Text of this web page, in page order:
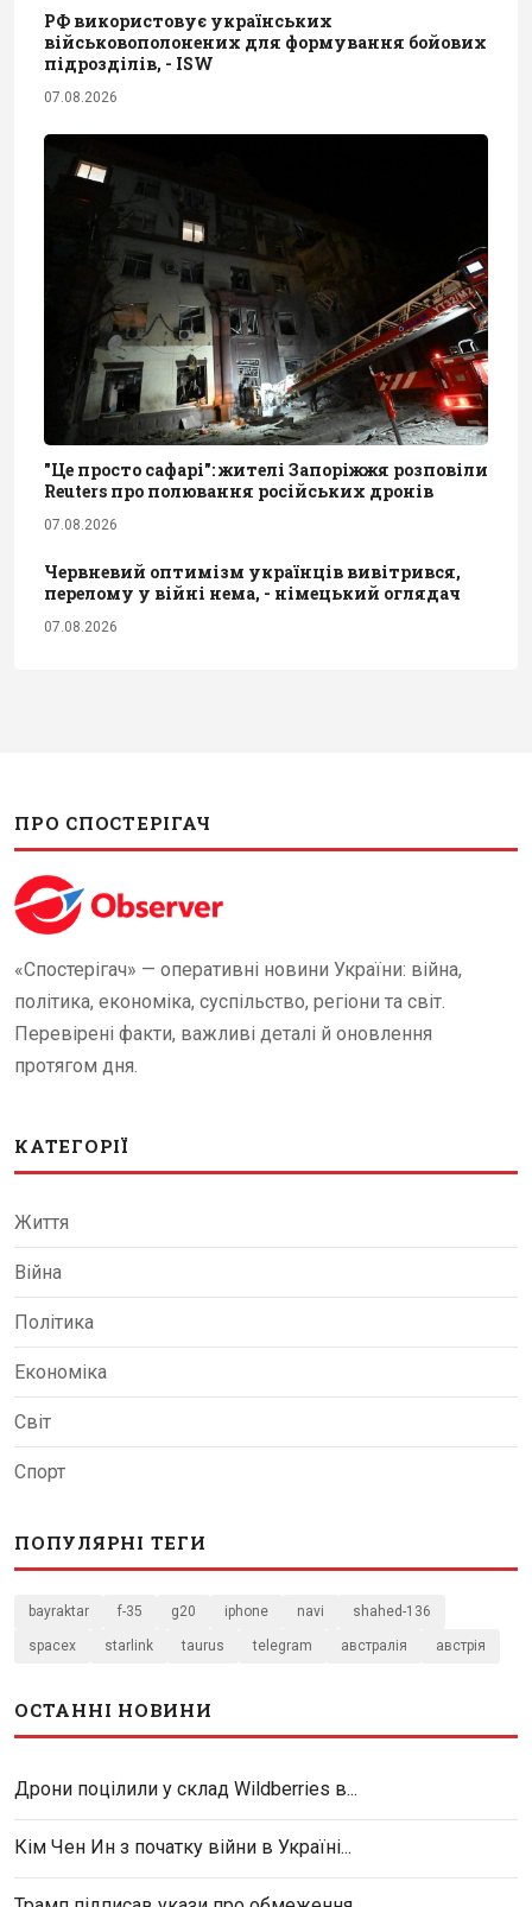
РФ використовує українських
військовополонених для формування бойових
підрозділів, - ISW
07.08.2026
"Це просто сафарі": жителі Запоріжжя розповіли
Reuters про полювання російських дронів
07.08.2026
Червневий оптимізм українців вивітрився,
перелому у війні нема, - німецький оглядач
07.08.2026
ПРО СПОСТЕРІГАЧ
«Спостерігач» — оперативні новини України: війна,
політика, економіка, суспільство, регіони та світ.
Перевірені факти, важливі деталі й оновлення
протягом дня.
КАТЕГОРІЇ
Життя
Війна
Політика
Економіка
Світ
Спорт
ПОПУЛЯРНІ ТЕГИ
bayraktar f-35 g20 iphone navi shahed-136
spacex starlink taurus telegram австралія австрія
ОСТАННІ НОВИНИ
Дрони поцілили у склад Wildberries в...
Кім Чен Ин з початку війни в Україні...